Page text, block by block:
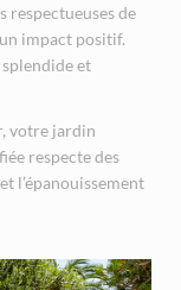
respectueuses de
impact positif.
et
votre jardin
respecte des
l’épanouissement